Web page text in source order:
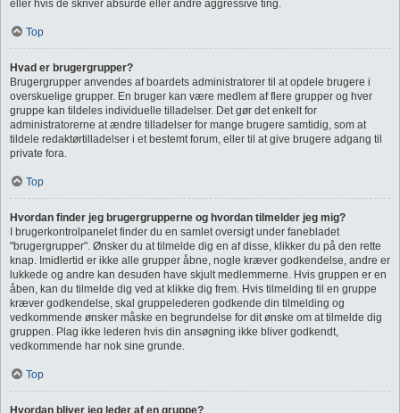
eller hvis de skriver absurde eller andre aggressive ting.
Top
Hvad er brugergrupper?
Brugergrupper anvendes af boardets administratorer til at opdele brugere i
overskuelige grupper. En bruger kan være medlem af flere grupper og hver
gruppe kan tildeles individuelle tilladelser. Det gør det enkelt for
administratorerne at ændre tilladelser for mange brugere samtidig, som at
tildele redaktørtilladelser i et bestemt forum, eller til at give brugere adgang til
private fora.
Top
Hvordan finder jeg brugergrupperne og hvordan tilmelder jeg mig?
I brugerkontrolpanelet finder du en samlet oversigt under fanebladet
"brugergrupper". Ønsker du at tilmelde dig en af disse, klikker du på den rette
knap. Imidlertid er ikke alle grupper åbne, nogle kræver godkendelse, andre er
lukkede og andre kan desuden have skjult medlemmerne. Hvis gruppen er en
åben, kan du tilmelde dig ved at klikke dig frem. Hvis tilmelding til en gruppe
kræver godkendelse, skal gruppelederen godkende din tilmelding og
vedkommende ønsker måske en begrundelse for dit ønske om at tilmelde dig
gruppen. Plag ikke lederen hvis din ansøgning ikke bliver godkendt,
vedkommende har nok sine grunde.
Top
Hvordan bliver jeg leder af en gruppe?